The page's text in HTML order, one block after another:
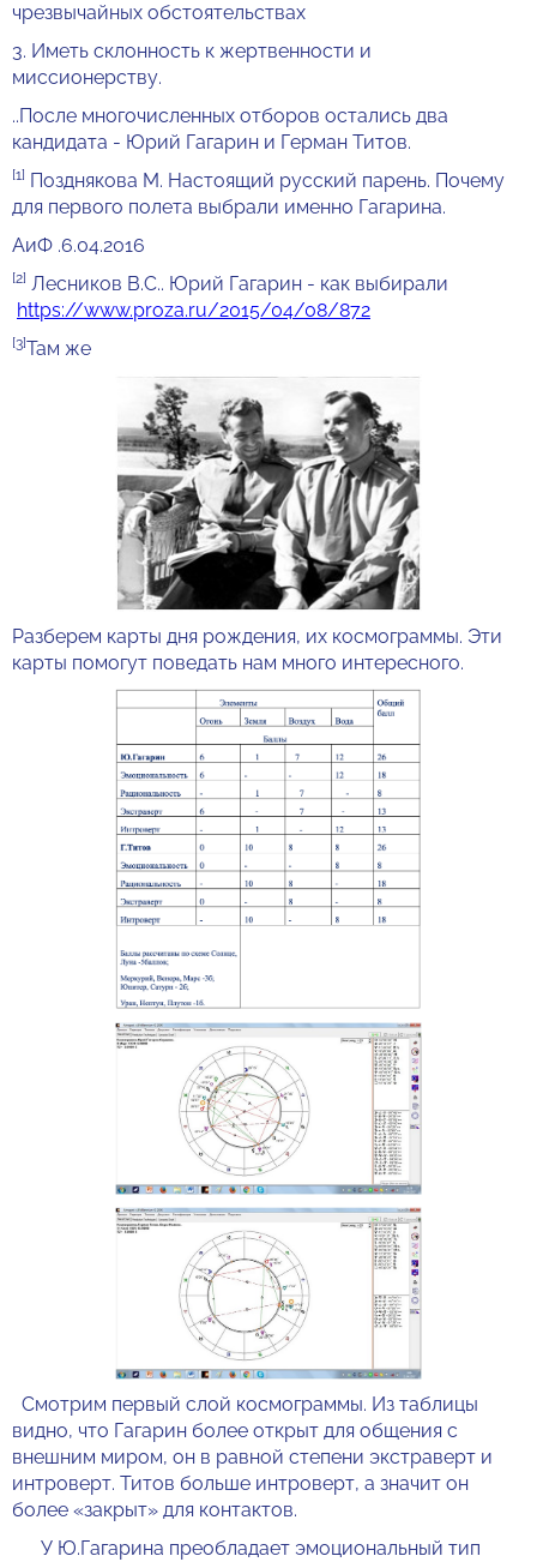
чрезвычайных обстоятельствах
3. Иметь склонность к жертвенности и
миссионерству.
..После многочисленных отборов остались два
кандидата - Юрий Гагарин и Герман Титов.
[1] Позднякова М. Настоящий русский парень. Почему
для первого полета выбрали именно Гагарина.
АиФ .6.04.2016
[2] Лесников В.С.. Юрий Гагарин - как выбирали
https://www.proza.ru/2015/04/08/872
[3]Там же
Разберем карты дня рождения, их космограммы. Эти
карты помогут поведать нам много интересного.
Смотрим первый слой космограммы. Из таблицы
видно, что Гагарин более открыт для общения с
внешним миром, он в равной степени экстраверт и
интроверт. Титов больше интроверт, а значит он
более «закрыт» для контактов.
У Ю.Гагарина преобладает эмоциональный тип